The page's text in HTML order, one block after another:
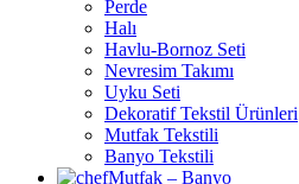
Perde
Halı
Havlu-Bornoz Seti
Nevresim Takımı
Uyku Seti
Dekoratif Tekstil Ürünleri
Mutfak Tekstili
Banyo Tekstili
Mutfak – Banyo